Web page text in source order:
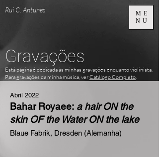
ME
NU
Rui C. Antunes
Gravações
Está página é dedicada às minhas gravações enquanto violinista.
Para gravações da minha música, verCatálogo Completo.
Abril 2022
Bahar Royaee: a hair ON the
skin OF the Water ON the lake
Blaue Fabrik, Dresden (Alemanha)